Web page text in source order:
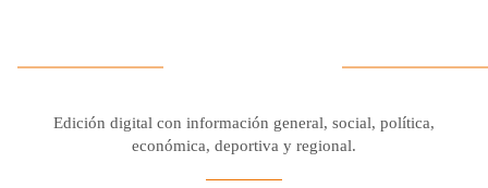
Edición digital con información general, social, política,
económica, deportiva y regional.